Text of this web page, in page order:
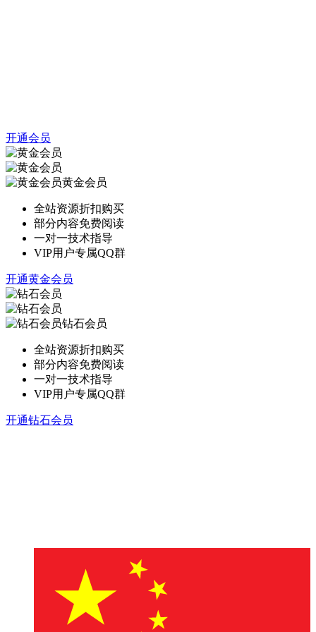
开通会员
黄金会员
全站资源折扣购买
部分内容免费阅读
一对一技术指导
VIP用户专属QQ群
开通黄金会员
钻石会员
全站资源折扣购买
部分内容免费阅读
一对一技术指导
VIP用户专属QQ群
开通钻石会员